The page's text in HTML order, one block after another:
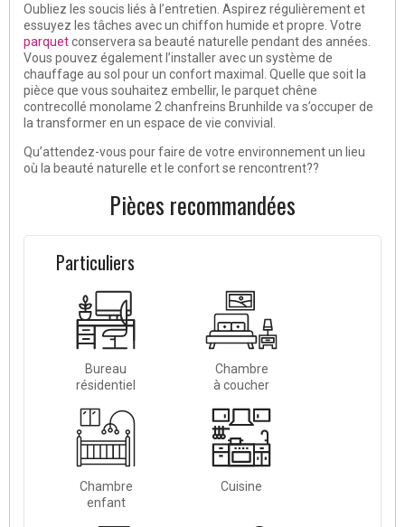
Oubliez les soucis liés à l’entretien. Aspirez régulièrement et
essuyez les tâches avec un chiffon humide et propre. Votre
parquetconservera sa beauté naturelle pendant des années.
Vous pouvez également l’installer avec un système de
chauffage au sol pour un confort maximal. Quelle que soit la
pièce que vous souhaitez embellir, le parquet chêne
contrecollé monolame 2 chanfreins Brunhilde va s’occuper de
la transformer en un espace de vie convivial.
Qu’attendez-vous pour faire de votre environnement un lieu
où la beauté naturelle et le confort se rencontrent??
Pièces recommandées
Particuliers
Bureau
résidentiel
Chambre
à coucher
Chambre
enfant
Cuisine